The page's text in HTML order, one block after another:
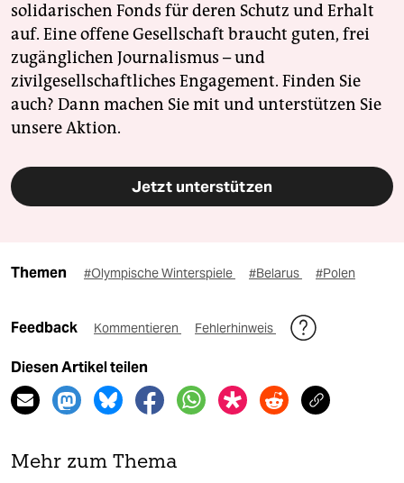
solidarischen Fonds für deren Schutz und Erhalt
auf. Eine offene Gesellschaft braucht guten, frei
zugänglichen Journalismus – und
zivilgesellschaftliches Engagement. Finden Sie
auch? Dann machen Sie mit und unterstützen Sie
unsere Aktion.
Jetzt unterstützen
Themen #Olympische Winterspiele #Belarus #Polen
Feedback Kommentieren Fehlerhinweis
Diesen Artikel teilen
Mehr zum Thema